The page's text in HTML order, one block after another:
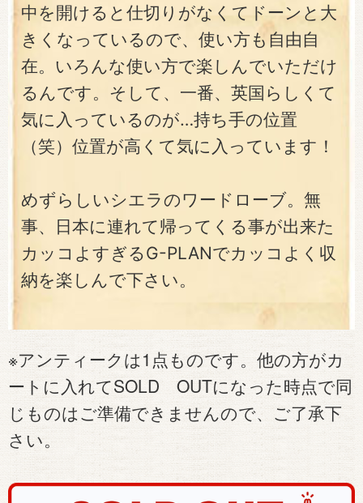
中を開けると仕切りがなくてドーンと大
きくなっているので、使い方も自由自
在。いろんな使い方で楽しんでいただけ
るんです。そして、一番、英国らしくて
気に入っているのが…持ち手の位置
（笑）位置が高くて気に入っています！
めずらしいシエラのワードローブ。無
事、日本に連れて帰ってくる事が出来た
カッコよすぎるG-PLANでカッコよく収
納を楽しんで下さい。
※アンティークは1点ものです。他の方がカ
ートに入れてSOLD OUTになった時点で同
じものはご準備できませんので、ご了承下
さい。